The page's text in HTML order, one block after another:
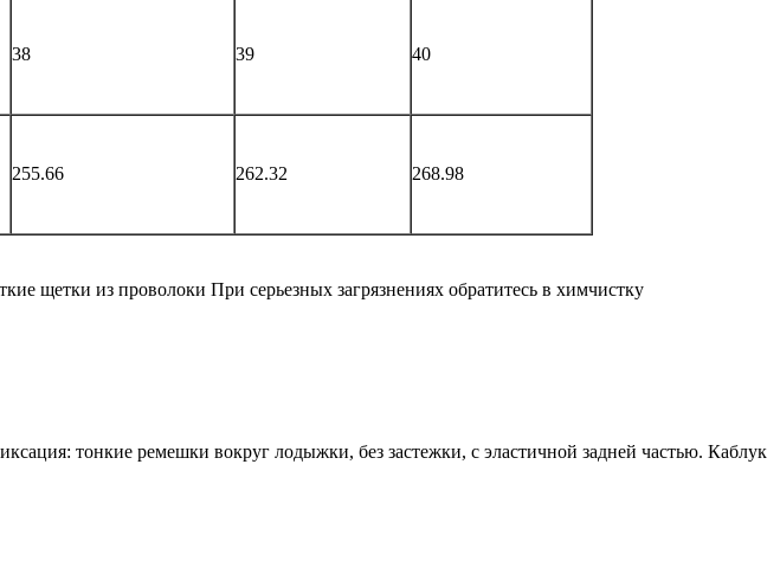
38 39 40
255.66 262.32 268.98
щетки из проволоки При серьезных загрязнениях обратитесь в химчистку
тонкие ремешки вокруг лодыжки, без застежки, с эластичной задней частью. Каблук